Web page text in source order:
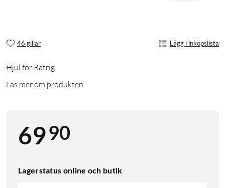
46 gillar Lägg i inköpslista
Hjul för Ratrig
Läs mer om produkten
6990
Lagerstatus online och butik